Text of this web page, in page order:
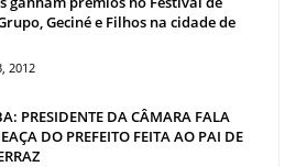
Geciné e Filhos na cidade de
2012
PRESIDENTE DA CÂMARA FALA
DO PREFEITO FEITA AO PAI DE